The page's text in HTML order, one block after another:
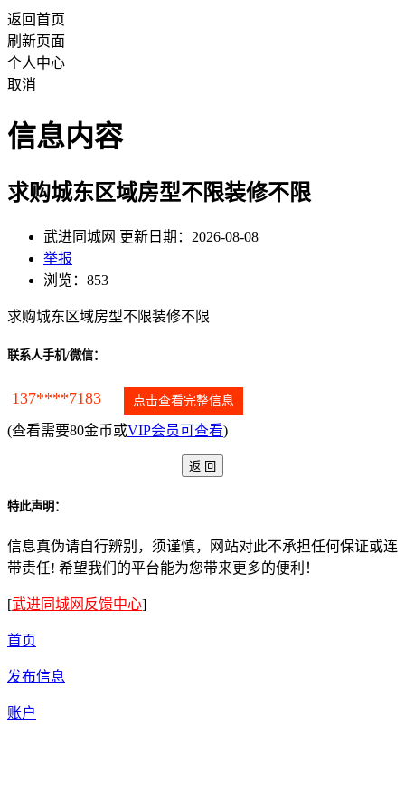
返回首页
刷新页面
个人中心
取消
信息内容
求购城东区域房型不限装修不限
武进同城网 更新日期：2026-08-08
举报
浏览：853
求购城东区域房型不限装修不限
联系人手机/微信：
137****7183 点击查看完整信息
(查看需要80金币或VIP会员可查看)
特此声明：
信息真伪请自行辨别，须谨慎，网站对此不承担任何保证或连
带责任! 希望我们的平台能为您带来更多的便利！
[武进同城网反馈中心]
首页
发布信息
账户